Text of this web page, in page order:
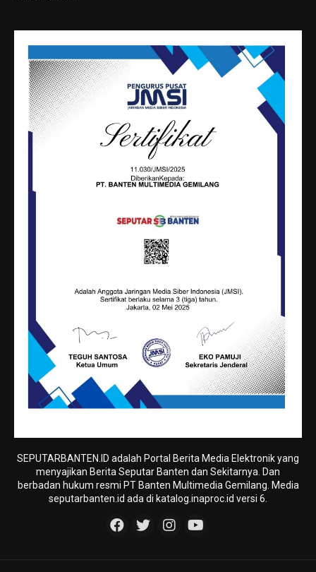
SEPUTARBANTEN.ID adalah Portal Berita Media Elektronik yang
menyajikan Berita Seputar Banten dan Sekitarnya. Dan
berbadan hukum resmi PT Banten Multimedia Gemilang. Media
seputarbanten.id ada di katalog.inaproc.id versi 6.